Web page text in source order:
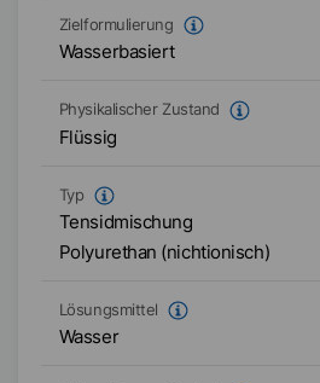
Zielformulierung
Wasserbasiert
Physikalischer Zustand
Flüssig
Typ
Tensidmischung
Polyurethan (nichtionisch)
Lösungsmittel
Wasser